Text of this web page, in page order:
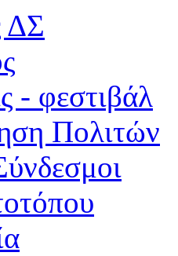
ΔΣ
- φεστιβάλ
Πολιτών